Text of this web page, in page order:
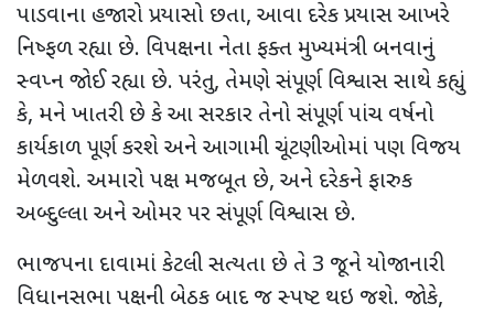
પાડવાના હજારો પ્રયાસો છતા, આવા દરેક પ્રયાસ આખરે
નિષ્ફળ રહ્યા છે. વિપક્ષના નેતા ફક્ત મુખ્યમંત્રી બનવાનું
સ્વપ્ન જોઈ રહ્યા છે. પરંતુ, તેમણે સંપૂર્ણ વિશ્વાસ સાથે કહ્યું
કે, મને ખાતરી છે કે આ સરકાર તેનો સંપૂર્ણ પાંચ વર્ષનો
કાર્યકાળ પૂર્ણ કરશે અને આગામી ચૂંટણીઓમાં પણ વિજય
મેળવશે. અમારો પક્ષ મજબૂત છે, અને દરેકને ફારુક
અબ્દુલ્લા અને ઓમર પર સંપૂર્ણ વિશ્વાસ છે.
ભાજપના દાવામાં કેટલી સત્યતા છે તે 3 જૂને યોજાનારી
વિધાનસભા પક્ષની બેઠક બાદ જ સ્પષ્ટ થઇ જશે. જોકે,